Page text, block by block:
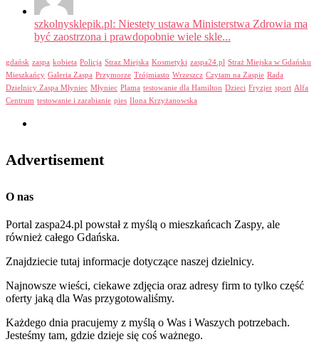
szkolnysklepik.pl: Niestety ustawa Ministerstwa Zdrowia ma
być zaostrzona i prawdopobnie wiele skle...
gdańsk zaspa kobieta Policja Straz Miejska Kosmetyki zaspa24.pl Straż Miejska w Gdańsku
Mieszkańcy Galeria Zaspa Przymorze Trójmiasto Wrzeszcz Czytam na Zaspie Rada
Dzielnicy Zaspa Młyniec Młyniec Plama testowanie dla Hamilton Dzieci Fryzjer sport Alfa
Centrum testowanie i zarabianie pies Ilona Krzyżanowska
Advertisement
O nas
Portal zaspa24.pl powstał z myślą o mieszkańcach Zaspy, ale
również całego Gdańska.
Znajdziecie tutaj informacje dotyczące naszej dzielnicy.
Najnowsze wieści, ciekawe zdjęcia oraz adresy firm to tylko część
oferty jaką dla Was przygotowaliśmy.
Każdego dnia pracujemy z myślą o Was i Waszych potrzebach.
Jesteśmy tam, gdzie dzieje się coś ważnego.